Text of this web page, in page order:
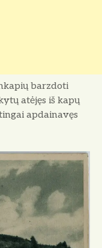
barzdoti
atėjęs iš kapų
apdainavęs